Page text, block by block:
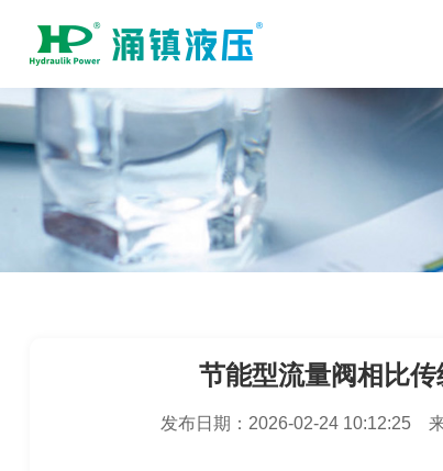
节能型流量阀相比
发布日期： 2026-02-24 10:12:25